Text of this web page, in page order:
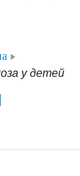
у детей